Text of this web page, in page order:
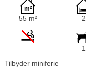
55 m² 2
1
Tilbyder miniferie